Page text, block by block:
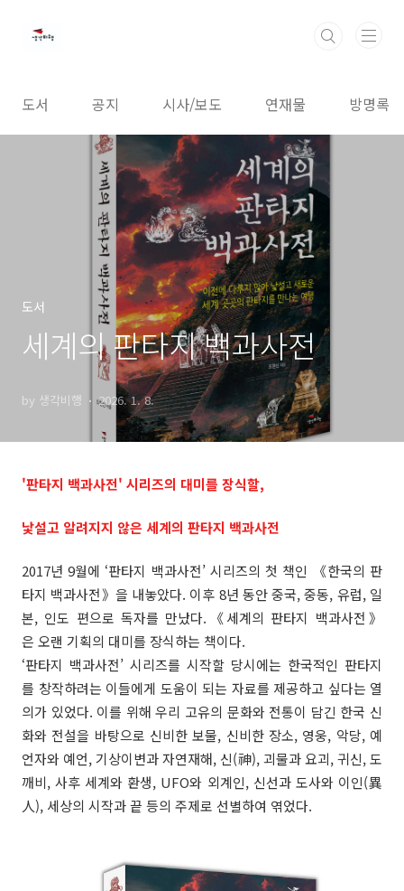
도서 공지 시사/보도 연재물 방명록
도서
세계의 판타지 백과사전
by 생각비행 2026. 1. 8.
'판타지 백과사전' 시리즈의 대미를 장식할,
낯설고 알려지지 않은 세계의 판타지 백과사전
2017년 9월에 ‘판타지 백과사전’ 시리즈의 첫 책인 《한국의 판
타지 백과사전》을 내놓았다. 이후 8년 동안 중국, 중동, 유럽, 일
본, 인도 편으로 독자를 만났다.《세계의 판타지 백과사전》
은 오랜 기획의 대미를 장식하는 책이다.
‘판타지 백과사전’ 시리즈를 시작할 당시에는 한국적인 판타지
를 창작하려는 이들에게 도움이 되는 자료를 제공하고 싶다는 열
의가 있었다. 이를 위해 우리 고유의 문화와 전통이 담긴 한국 신
화와 전설을 바탕으로 신비한 보물, 신비한 장소, 영웅, 악당, 예
언자와 예언, 기상이변과 자연재해, 신(神), 괴물과 요괴, 귀신, 도
깨비, 사후 세계와 환생, UFO와 외계인, 신선과 도사와 이인(異
人), 세상의 시작과 끝 등의 주제로 선별하여 엮었다.